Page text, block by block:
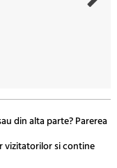
din alta parte? Parerea
vizitatorilor si contine